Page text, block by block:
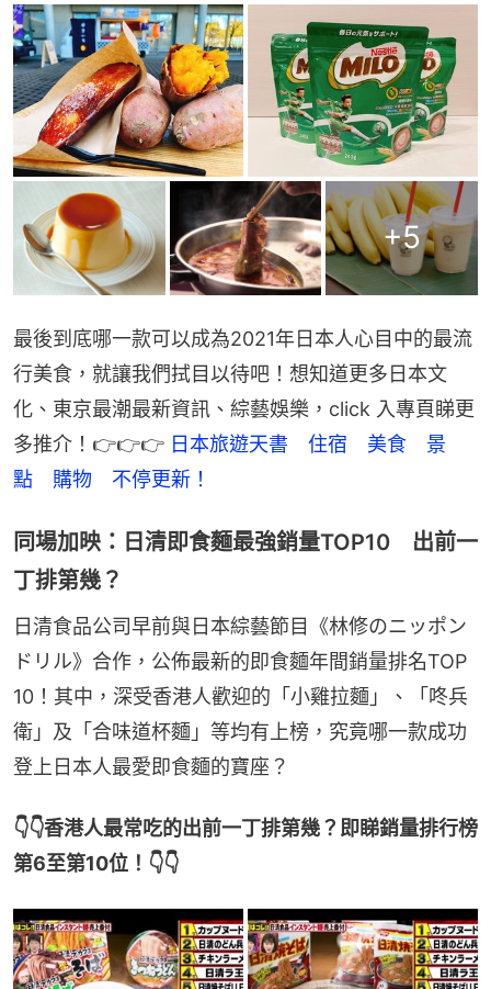
+5
最後到底哪一款可以成為2021年日本人心目中的最流
行美食，就讓我們拭目以待吧！想知道更多日本文
化、東京最潮最新資訊、綜藝娛樂，click 入專頁睇更
多推介！👉👉👉 日本旅遊天書　住宿　美食　景
點　購物　不停更新！
同場加映：日清即食麵最強銷量TOP10 出前一
丁排第幾？
日清食品公司早前與日本綜藝節目《林修のニッポン
ドリル》合作，公佈最新的即食麵年間銷量排名TOP
10！其中，深受香港人歡迎的「小雞拉麵」、「咚兵
衛」及「合味道杯麵」等均有上榜，究竟哪一款成功
登上日本人最愛即食麵的寶座？
👇👇香港人最常吃的出前一丁排第幾？即睇銷量排行榜
第6至第10位！👇👇